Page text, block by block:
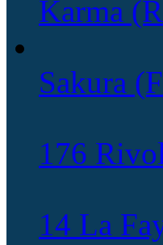
Karma
Sakura
176
14 La